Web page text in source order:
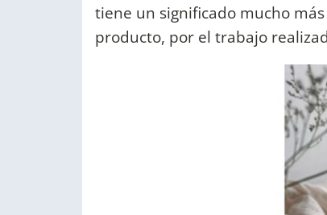
tiene un significado mucho
producto, por el trabajo